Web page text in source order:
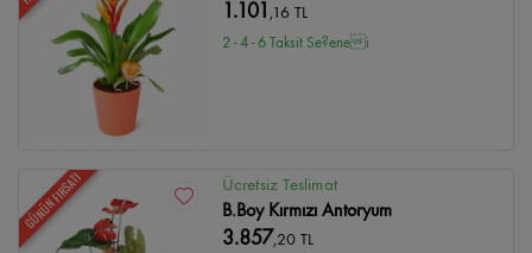
1.101 ,16 TL
2 - 4 - 6 Taksit Se?enei
GÜNÜN FIRSATI Ücretsiz Teslimat
B.Boy Kırmızı Antoryum
3.857,20 TL